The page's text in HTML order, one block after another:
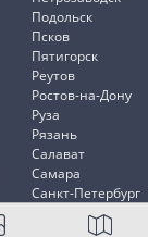
Подольск
Псков
Пятигорск
Реутов
Ростов-на-Дону
Руза
Рязань
Салават
Самара
Санкт-Петербург